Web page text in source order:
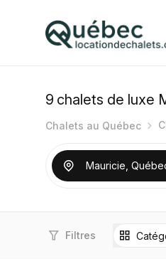
9 chalets de luxe
Chalets au Québec
Filtres